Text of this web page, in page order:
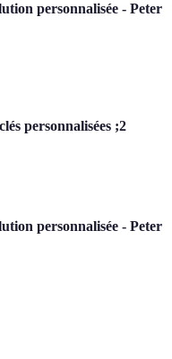
personnalisée - Peter
personnalisées ;2
personnalisée - Peter